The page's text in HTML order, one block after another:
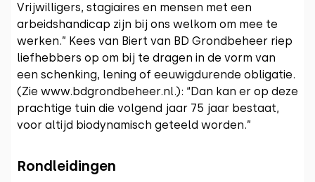
Vrijwilligers, stagiaires en mensen met een
arbeidshandicap zijn bij ons welkom om mee te
werken.” Kees van Biert van BD Grondbeheer riep
liefhebbers op om bij te dragen in de vorm van
een schenking, lening of eeuwigdurende obligatie.
(Zie www.bdgrondbeheer.nl.): “Dan kan er op deze
prachtige tuin die volgend jaar 75 jaar bestaat,
voor altijd biodynamisch geteeld worden.”
Rondleidingen